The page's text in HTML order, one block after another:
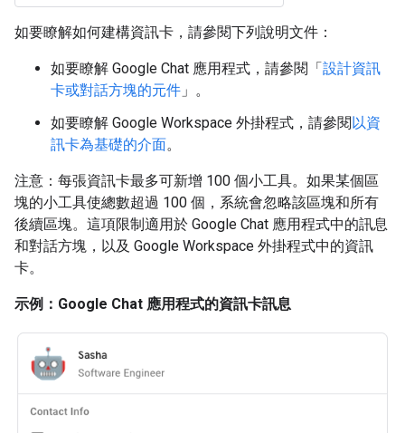
如要瞭解如何建構資訊卡，請參閱下列說明文件：
如要瞭解 Google Chat 應用程式，請參閱「設計資訊
卡或對話方塊的元件 」。
如要瞭解 Google Workspace 外掛程式，請參閱以資
訊卡為基礎的介面。
注意：每張資訊卡最多可新增 100 個小工具。如果某個區
塊的小工具使總數超過 100 個，系統會忽略該區塊和所有
後續區塊。這項限制適用於 Google Chat 應用程式中的訊息
和對話方塊，以及 Google Workspace 外掛程式中的資訊
卡。
示例：Google Chat 應用程式的資訊卡訊息